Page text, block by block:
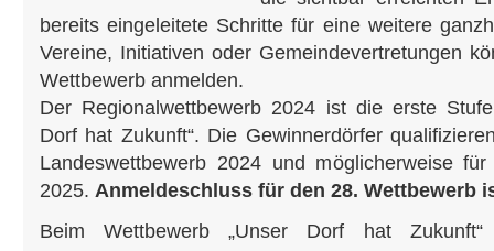
bereits eingeleitete Schritte für eine weitere
Vereine, Initiativen oder Gemeindevertretungen
Wettbewerb anmelden.
Der Regionalwettbewerb 2024 ist die erste
Dorf hat Zukunft“. Die Gewinnerdörfer
Landeswettbewerb 2024 und möglicherweise
2025. Anmeldeschluss für den 28. Wettbewerb
Beim Wettbewerb „Unser Dorf hat